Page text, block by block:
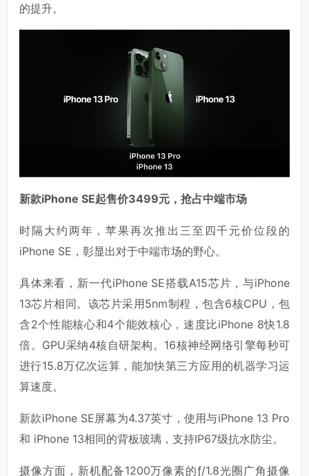
的提升。
新款iPhone SE起售价3499元，抢占中端市场
时隔大约两年，苹果再次推出三至四千元价位段的
iPhone SE，彰显出对于中端市场的野心。
具体来看，新一代iPhone SE搭载A15芯片，与iPhone
13芯片相同。该芯片采用5nm制程，包含6核CPU，包
含2个性能核心和4个能效核心，速度比iPhone 8快1.8
倍。GPU采纳4核自研架构。16核神经网络引擎每秒可
进行15.8万亿次运算，能加快第三方应用的机器学习运
算速度。
新款iPhone SE屏幕为4.37英寸，使用与iPhone 13 Pro
和 iPhone 13相同的背板玻璃，支持IP67级抗水防尘。
摄像方面，新机配备1200万像素的ƒ/1.8光圈广角摄像